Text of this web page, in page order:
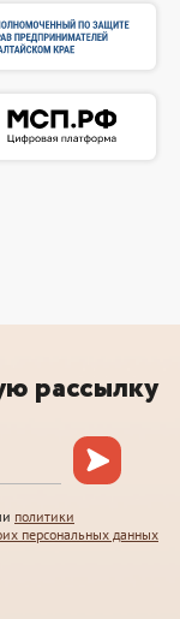
рассылку
политики
персональных данных